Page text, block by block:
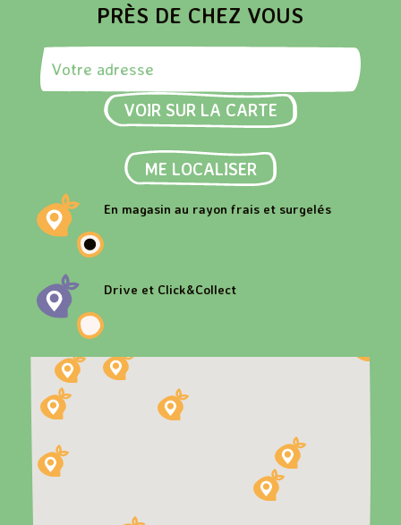
PRÈS DE CHEZ VOUS
Rechercher une adresse
VOIR SUR LA CARTE
ME LOCALISER
En magasin au rayon frais et surgelés
Drive et Click&Collect